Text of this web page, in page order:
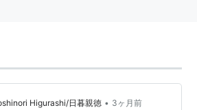
Higurashi/日暮親徳 • 3ヶ月前